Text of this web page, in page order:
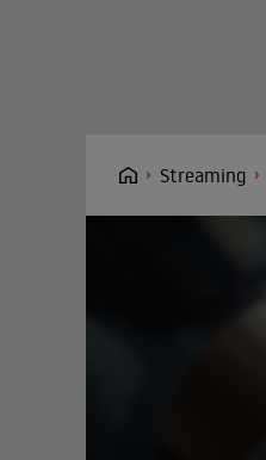
Streaming